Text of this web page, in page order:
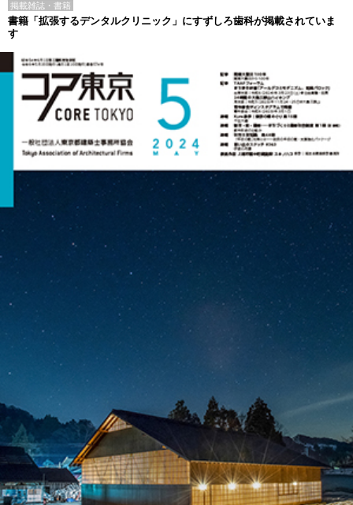
掲載雑誌・書籍
書籍「拡張するデンタルクリニック」にすずしろ歯科が掲載されていま
す